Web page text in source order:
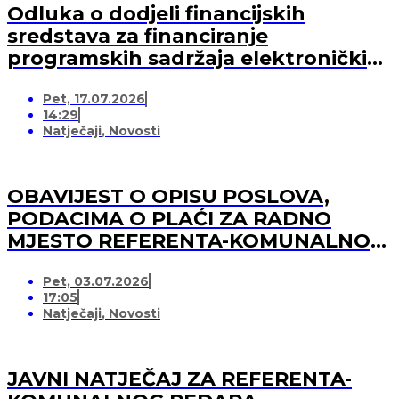
Odluka o dodjeli financijskih
sredstava za financiranje
programskih sadržaja elektroničkih
medijskih usluga)
Pet, 17.07.2026
14:29
Natječaji, Novosti
OBAVIJEST O OPISU POSLOVA,
PODACIMA O PLAĆI ZA RADNO
MJESTO REFERENTA-KOMUNALNOG
Pet, 03.07.2026
17:05
Natječaji, Novosti
JAVNI NATJEČAJ ZA REFERENTA-